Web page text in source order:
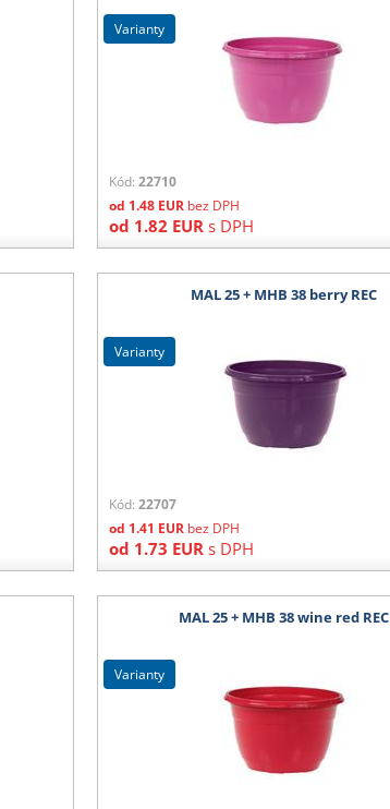
Kód:22710
od 1.48 EUR bez DPH
od 1.82 EUR s DPH
varianty
MAL 25 + MHB 38 berry REC
Kód:22707
od 1.41 EUR bez DPH
od 1.73 EUR s DPH
varianty
MAL 25 + MHB 38 wine red REC
varianty